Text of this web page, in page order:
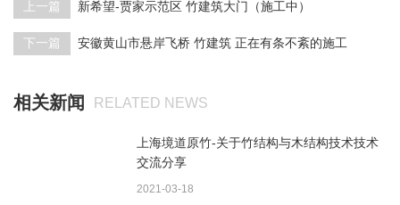
上一篇 新希望-贾家示范区 竹建筑大门（施工中）
下一篇 安徽黄山市悬岸飞桥 竹建筑 正在有条不紊的施工
相关新闻 RELATED NEWS
上海境道原竹-关于竹结构与木结构技术技术
交流分享
2021-03-18